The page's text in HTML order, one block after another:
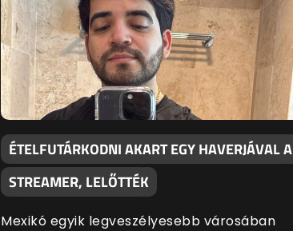
ÉTELFUTÁRKODNI AKART EGY HAVERJÁVAL A
STREAMER, LELŐTTÉK
Mexikó egyik legveszélyesebb városában